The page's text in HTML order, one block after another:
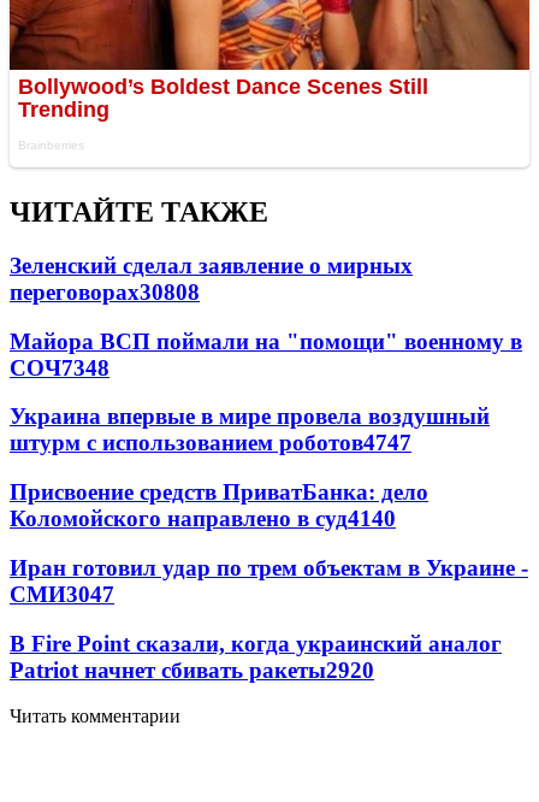
ЧИТАЙТЕ ТАКЖЕ
Зеленский сделал заявление о мирных
переговорах30808
Майора ВСП поймали на "помощи" военному в
СОЧ7348
Украина впервые в мире провела воздушный
штурм с использованием роботов4747
Присвоение средств ПриватБанка: дело
Коломойского направлено в суд4140
Иран готовил удар по трем объектам в Украине -
СМИ3047
В Fire Point сказали, когда украинский аналог
Patriot начнет сбивать ракеты2920
Читать комментарии